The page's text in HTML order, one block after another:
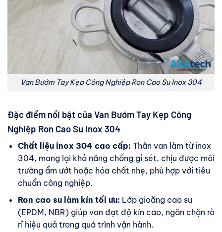
Van Bướm Tay Kẹp Công Nghiệp Ron Cao Su Inox 304
Đặc điểm nổi bật của Van Bướm Tay Kẹp Công
Nghiệp Ron Cao Su Inox 304
Chất liệu inox 304 cao cấp: Thân van làm từ inox
304, mang lại khả năng chống gỉ sét, chịu được môi
trường ẩm ướt hoặc hóa chất nhẹ, phù hợp với tiêu
chuẩn công nghiệp.
Ron cao su làm kín tối ưu: Lớp gioăng cao su
(EPDM, NBR) giúp van đạt độ kín cao, ngăn chặn rò
rỉ hiệu quả trong quá trình vận hành.